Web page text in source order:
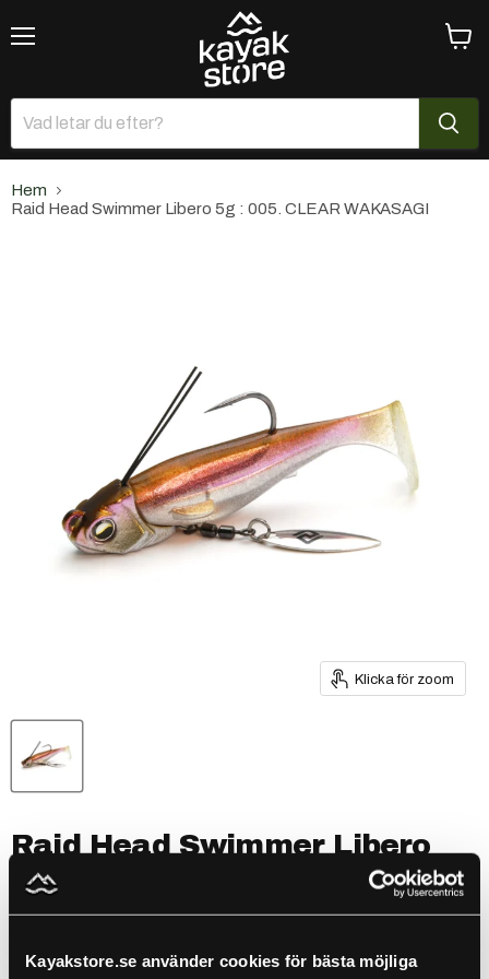
Kayakstore.se använder cookies för bästa möjliga
Hem
Raid Head Swimmer Libero 5g : 005. CLEAR WAKASAGI
Klicka för zoom
Raid Head Swimmer Libero
5g : 005. CLEAR WAKASAGI
SKU R49743